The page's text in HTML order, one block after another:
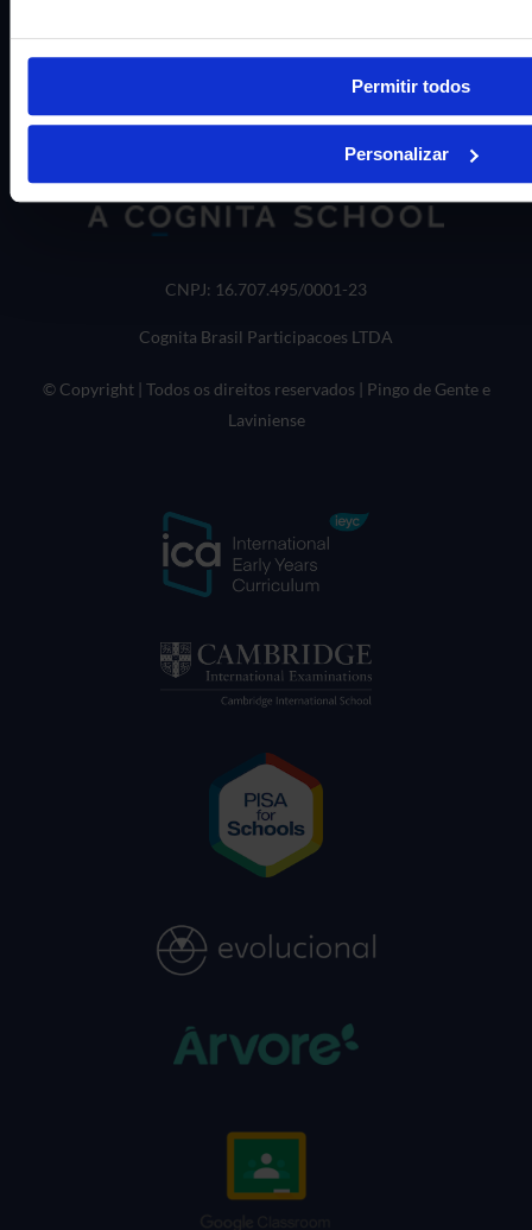
Permitir todos
Personalizar
CNPJ: 16.707.495/0001-23
Cognita Brasil Participacoes LTDA
© Copyright | Todos os direitos reservados | Pingo de Gente e
Laviniense